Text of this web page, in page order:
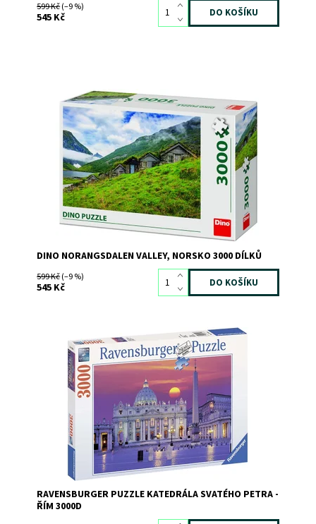
599 Kč(–9 %)
545 Kč
Dostupnost: Skladem3
8057
Značka:
DINO
DINO NORANGSDALEN VALLEY, NORSKO 3000 DÍLKŮ
599 Kč(–9 %)
545 Kč
Dostupnost: Skladem2
10967
Značka:
RAVENSBURGER
RAVENSBURGER PUZZLE KATEDRÁLA SVATÉHO PETRA -
ŘÍM 3000D